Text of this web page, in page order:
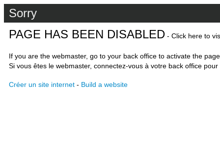
Sorry
PAGE HAS BEEN DISABLED - Click here to
If you are the webmaster, go to your back office to activate the
Si vous êtes le webmaster, connectez-vous à votre back office
Créer un site internet - Build a website